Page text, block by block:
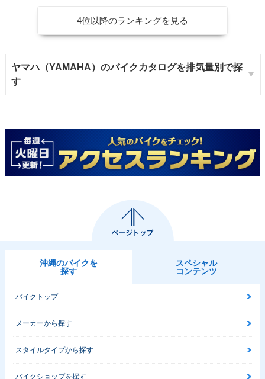
4位以降のランキングを見る
ヤマハ（YAMAHA）のバイクカタログを排気量別で探
す
沖縄のバイクを
探す
スペシャル
コンテンツ
バイクトップ
メーカーから探す
スタイルタイプから探す
バイクショップを探す